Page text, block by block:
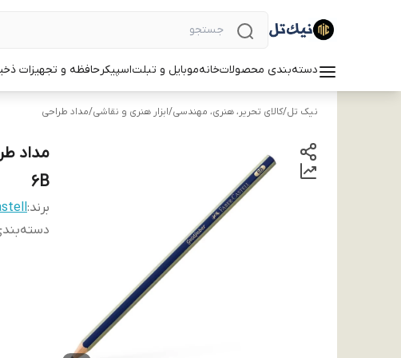
دسته‌بندی محصولاتخانهموبایل و تبلتاسپیکرحافظه و تجهیزات
نیک تل/کالای تحریر، هنری، مهندسی/ابزار هنری و نقاشی/مداد طراحی
6B
برند: